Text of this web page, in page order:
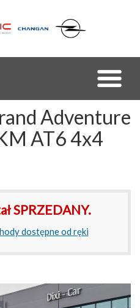
Adventure
AT6 4x4
SPRZEDANY.
dostępne od ręki